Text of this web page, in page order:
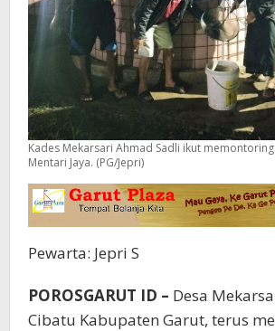
Kades Mekarsari Ahmad Sadli ikut
Mentari Jaya. (PG/Jepri)
Pewarta: Jepri S
POROSGARUT ID – Desa
Cibatu Kabupaten Garut, terus